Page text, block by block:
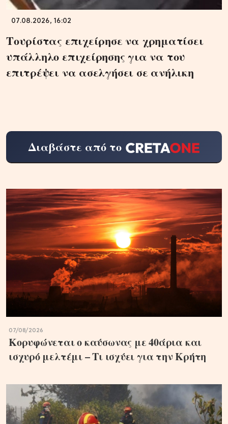
07.08.2026, 16:02
Τουρίστας επιχείρησε να χρηματίσει
υπάλληλο επιχείρησης για να του
επιτρέψει να ασελγήσει σε ανήλικη
Διαβάστε από το
07/08/2026
Κορυφώνεται ο καύσωνας με 40άρια και
ισχυρό μελτέμι – Τι ισχύει για την Κρήτη